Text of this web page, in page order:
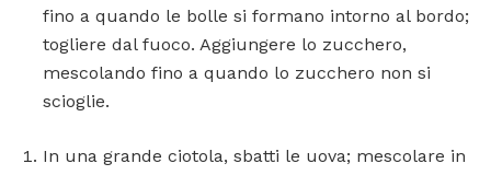
fino a quando le bolle si formano intorno al bordo;
togliere dal fuoco. Aggiungere lo zucchero,
mescolando fino a quando lo zucchero non si
scioglie.
In una grande ciotola, sbatti le uova; mescolare in